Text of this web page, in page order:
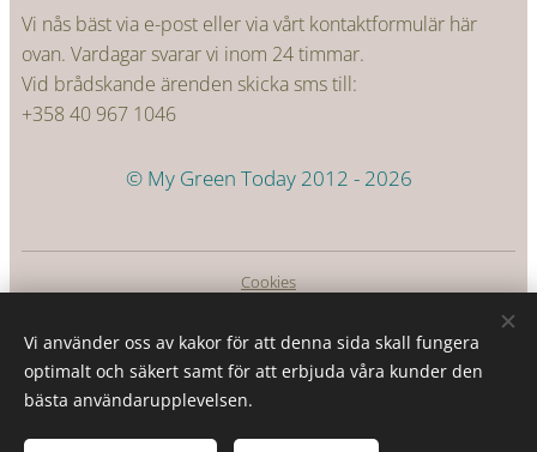
Vi nås bäst via e-post eller via vårt kontaktformulär här
ovan. Vardagar svarar vi inom 24 timmar.
Vid brådskande ärenden skicka sms till:
+358 40 967 1046
© My Green Today 2012 - 2026
Cookies
Språk
Suomi
Svenska
Vi använder oss av kakor för att denna sida skall fungera
optimalt och säkert samt för att erbjuda våra kunder den
bästa användarupplevelsen.